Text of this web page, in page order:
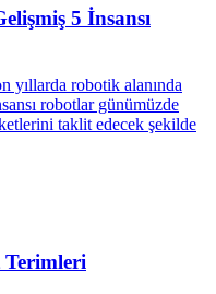
5 İnsansı
yıllarda robotik alanında
robotlar günümüzde
taklit edecek şekilde